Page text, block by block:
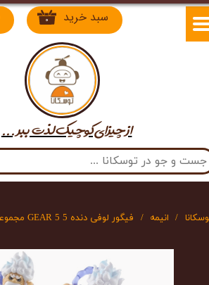
۰ سبد خرید
حساب کاربری من
خروج از حساب کاربریاز چیزای کوچیک لذت​​​​​​​ ببر ...
انیمه فیگور لوفی دنده 5 GEAR 5 مجموعه 5 عددی جعبه دار